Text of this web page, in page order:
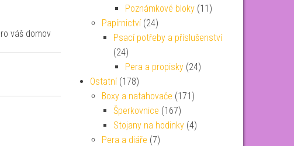
váš domov
Poznámkové bloky (11)
Papírnictví (24)
Psací potřeby a příslušenství
(24)
Pera a propisky (24)
Ostatní (178)
Boxy a natahovače (171)
Šperkovnice (167)
Stojany na hodinky (4)
Pera a diáře (7)